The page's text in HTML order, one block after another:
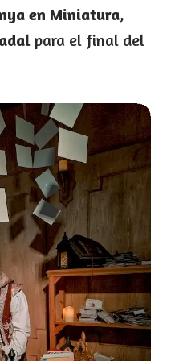
en Miniatura,
para el final del